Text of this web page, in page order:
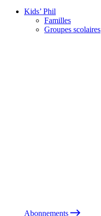
Kids’ Phil
Familles
Groupes scolaires
Abonnements